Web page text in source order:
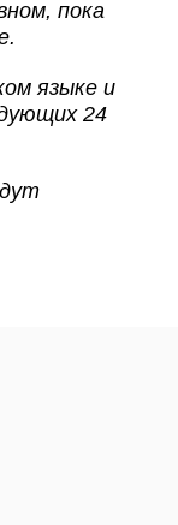
пока
языке и
24